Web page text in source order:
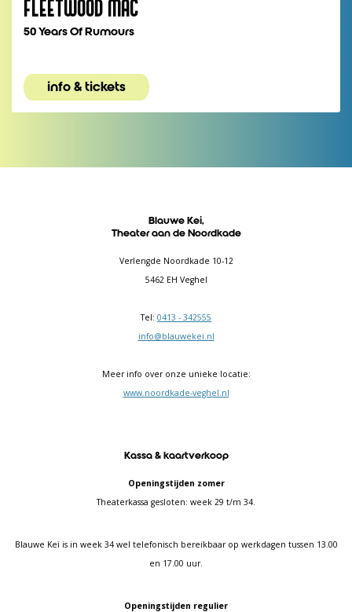
FLEETWOOD MAC
50 Years Of Rumours
info & tickets
Blauwe Kei,
Theater aan de Noordkade
Verlengde Noordkade 10-12
5462 EH Veghel
Tel: 0413 - 342555
info@blauwekei.nl
Meer info over onze unieke locatie:
www.noordkade-veghel.nl
Kassa & kaartverkoop
Openingstijden zomer
Theaterkassa gesloten: week 29 t/m 34.
Blauwe Kei is in week 34 wel telefonisch bereikbaar op werkdagen tussen 13.00
en 17.00 uur.
Openingstijden regulier